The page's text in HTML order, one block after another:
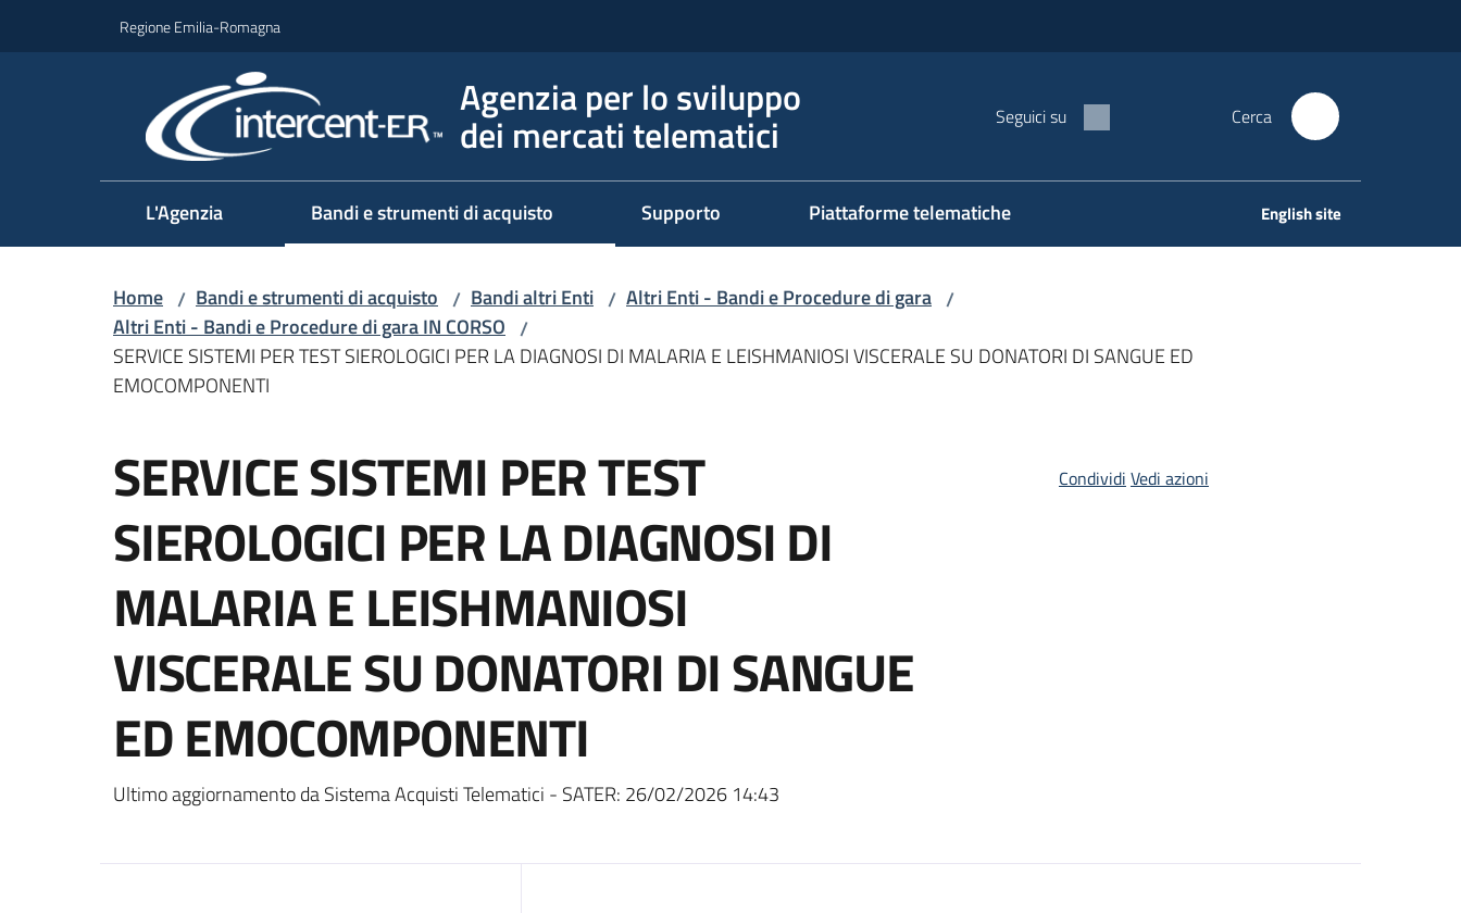
Regione Emilia-Romagna
Agenzia per lo sviluppo
dei mercati telematici Seguici su Cerca
L'Agenzia Bandi e strumenti di acquisto Supporto Piattaforme telematiche English site
Home / Bandi e strumenti di acquisto / Bandi altri Enti / Altri Enti - Bandi e Procedure di gara /
Altri Enti - Bandi e Procedure di gara IN CORSO /
SERVICE SISTEMI PER TEST SIEROLOGICI PER LA DIAGNOSI DI MALARIA E LEISHMANIOSI VISCERALE SU DONATORI DI SANGUE ED
EMOCOMPONENTI
SERVICE SISTEMI PER TEST
SIEROLOGICI PER LA DIAGNOSI DI
MALARIA E LEISHMANIOSI
VISCERALE SU DONATORI DI SANGUE
ED EMOCOMPONENTI
Ultimo aggiornamento da Sistema Acquisti Telematici - SATER: 26/02/2026 14:43
Condividi Vedi azioni